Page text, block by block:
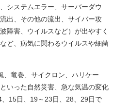
システムエラー、サーバーダウ
出、その他の流出、サイバー攻
障害、ウイルスなど）が出やすく
ど、病気に関わるウイルスや細菌
、竜巻、サイクロン、ハリケー
いった自然災害、急な気温の変化
15日、19～23日、28、29日で